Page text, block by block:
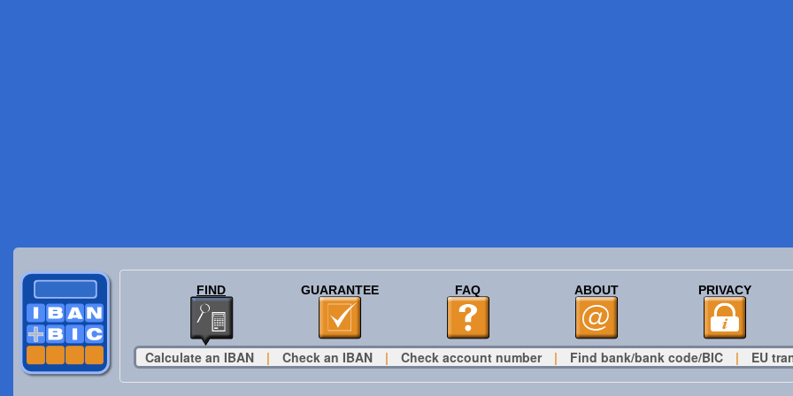
FIND GUARANTEE FAQ ABOUT PRIVACY
Calculate an IBAN | Check an IBAN | Check account number | Find bank/bank code/BIC | EU